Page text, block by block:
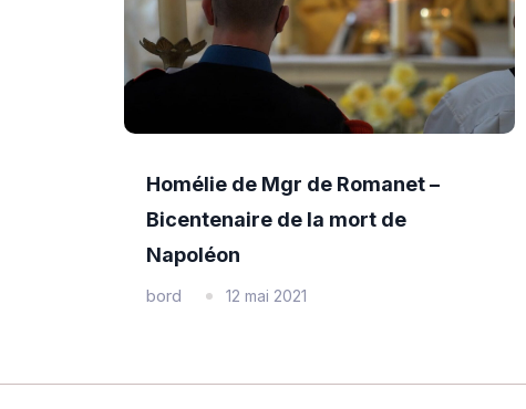
Homélie de Mgr de Romanet –
Bicentenaire de la mort de
Napoléon
bord 12 mai 2021